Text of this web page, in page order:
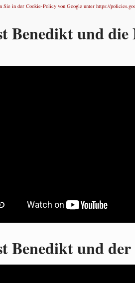
Sie in der Cookie-Policy von Google unter https://
Benedikt und
Benedikt und